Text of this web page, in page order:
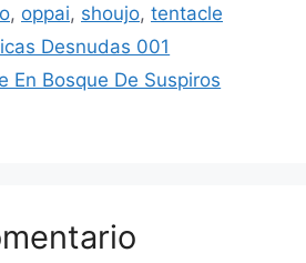
, oppai, shoujo, tentacle
Desnudas 001
En Bosque De Suspiros